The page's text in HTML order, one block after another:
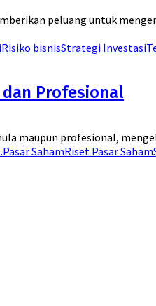
peluang untuk
Risiko bisnisStrategi Investasi
Profesional
maupun profesional,
Pasar SahamRiset Pasar Saham